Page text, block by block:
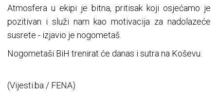
Atmosfera u ekipi je bitna, pritisak koji osjećamo je
pozitivan i služi nam kao motivacija za nadolazeće
susrete - izjavio je nogometaš.
Nogometaši BiH trenirat će danas i sutra na Koševu.
(Vijesti.ba / FENA)